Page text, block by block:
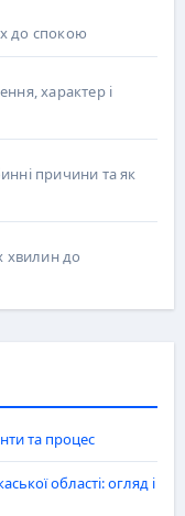
до спокою
характер і
причини та як
хвилин до
та процес
області: огляд і